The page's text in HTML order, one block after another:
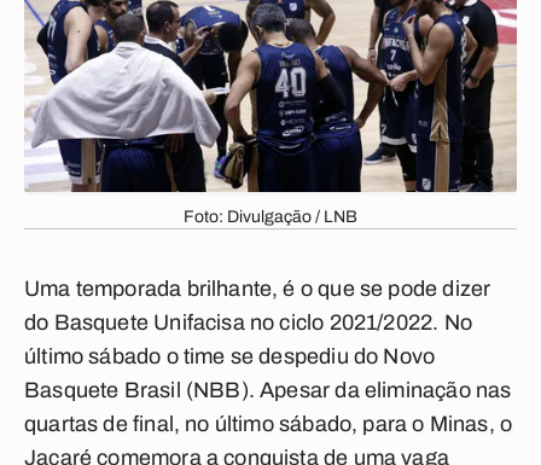
Foto: Divulgação / LNB
Uma temporada brilhante, é o que se pode dizer
do Basquete Unifacisa no ciclo 2021/2022. No
último sábado o time se despediu do Novo
Basquete Brasil (NBB). Apesar da eliminação nas
quartas de final, no último sábado, para o Minas, o
Jacaré comemora a conquista de uma vaga